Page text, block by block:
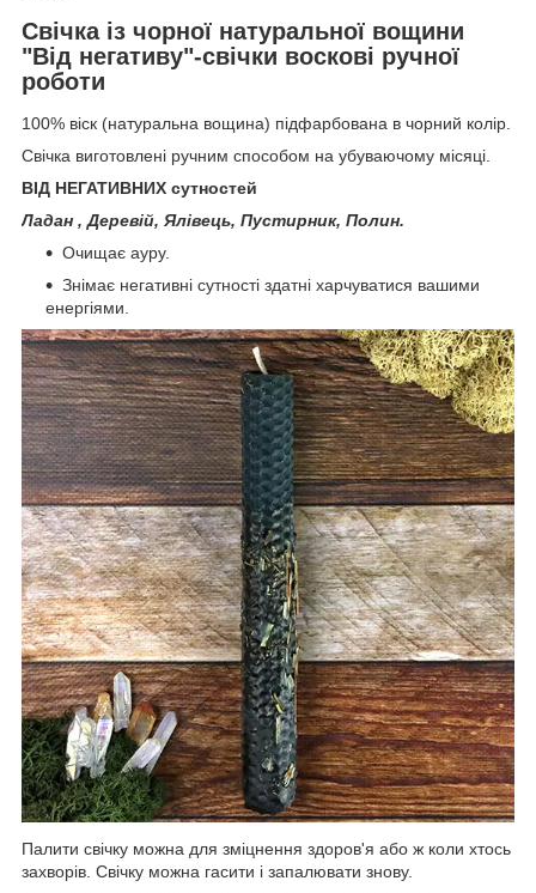
Свічка із чорної натуральної вощини
"Від негативу"-свічки воскові ручної
роботи
100% віск (натуральна вощина) підфарбована в чорний колір.
Свічка виготовлені ручним способом на убуваючому місяці.
ВІД НЕГАТИВНИХ сутностей
Ладан , Деревій, Ялівець, Пустирник, Полин.
Очищає ауру.
Знімає негативні сутності здатні харчуватися вашими
енергіями.
Палити свічку можна для зміцнення здоров'я або ж коли хтось
захворів. Свічку можна гасити і запалювати знову.